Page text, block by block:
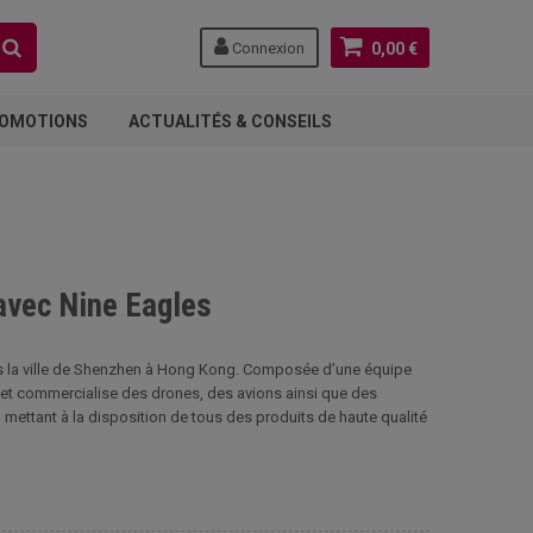
0,00 €
Connexion
ACTUALITÉS & CONSEILS
Nine Eagles
ville de Shenzhen à Hong Kong. Composée d’une équipe
commercialise des drones, des avions ainsi que des
à la disposition de tous des produits de haute qualité